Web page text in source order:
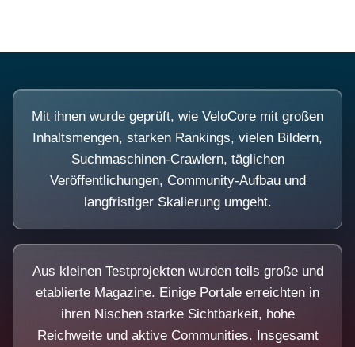
Mit ihnen wurde geprüft, wie VeloCore mit großen
Inhaltsmengen, starken Rankings, vielen Bildern,
Suchmaschinen-Crawlern, täglichen
Veröffentlichungen, Community-Aufbau und
langfristiger Skalierung umgeht.
Aus kleinen Testprojekten wurden teils große und
etablierte Magazine. Einige Portale erreichten in
ihren Nischen starke Sichtbarkeit, hohe
Reichweite und aktive Communities. Insgesamt